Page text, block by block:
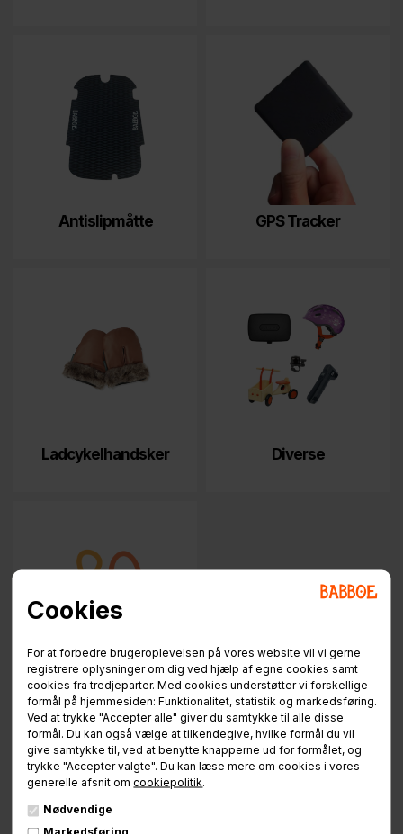
Cookies
For at forbedre brugeroplevelsen på vores website vil vi gerne
registrere oplysninger om dig ved hjælp af egne cookies samt
cookies fra tredjeparter. Med cookies understøtter vi forskellige
formål på hjemmesiden: Funktionalitet, statistik og markedsføring.
Ved at trykke "Accepter alle" giver du samtykke til alle disse
formål. Du kan også vælge at tilkendegive, hvilke formål du vil
give samtykke til, ved at benytte knapperne ud for formålet, og
trykke "Accepter valgte". Du kan læse mere om cookies i vores
generelle afsnit omcookiepolitik.
Nødvendige
Markedsføring
Antislipmåtte GPS Tracker
Ladcykelhandsker Diverse
Rodekassen